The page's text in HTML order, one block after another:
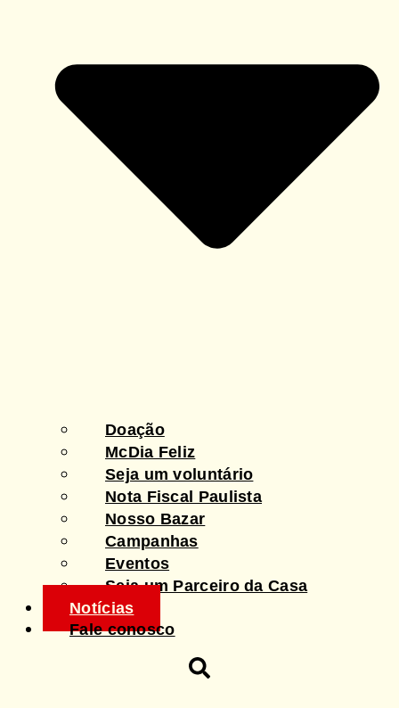
Doação
McDia Feliz
Seja um voluntário
Nota Fiscal Paulista
Nosso Bazar
Campanhas
Eventos
Seja um Parceiro da Casa
Notícias
Fale conosco